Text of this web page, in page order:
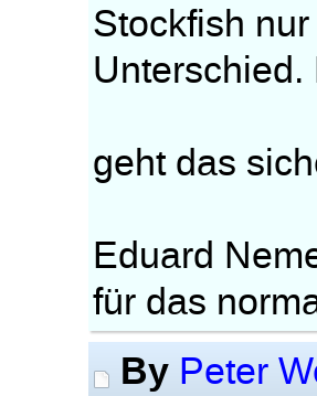
Stockfish
geht das
Eduard
für das
By Peter